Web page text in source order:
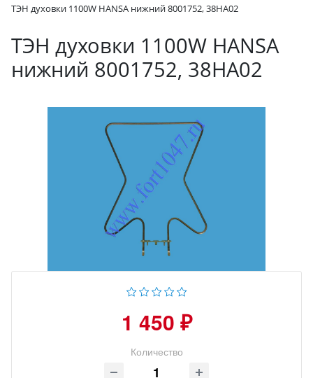
ТЭН духовки 1100W HANSA нижний 8001752, 38HA02
ТЭН духовки 1100W HANSA
нижний 8001752, 38HA02
1 450 ₽
Количество